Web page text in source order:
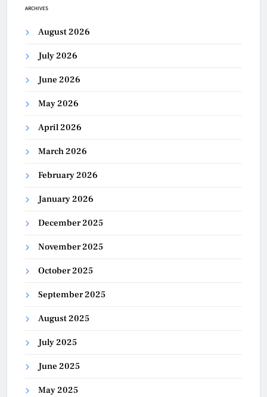
ARCHIVES
August 2026
July 2026
June 2026
May 2026
April 2026
March 2026
February 2026
January 2026
December 2025
November 2025
October 2025
September 2025
August 2025
July 2025
June 2025
May 2025